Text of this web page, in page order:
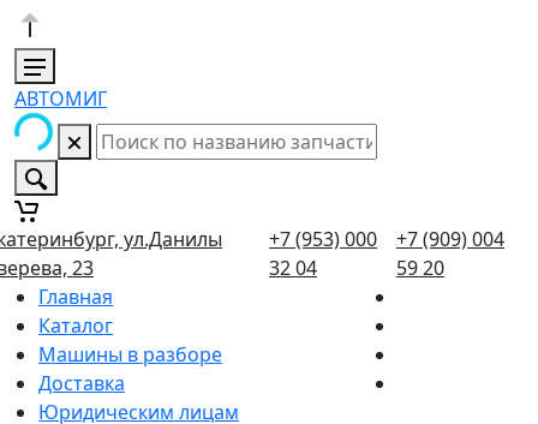
АВТОМИГ
ул.Данилы
23
+7 (953) 000
32 04
+7 (909) 004
59 20
Главная
Каталог
Машины в разборе
Доставка
Юридическим лицам